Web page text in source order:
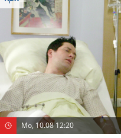
Mo, 10.08 12:20